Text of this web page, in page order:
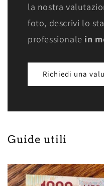
la nostra
foto, descrivi lo
professionale in
Richiedi una
Guide utili